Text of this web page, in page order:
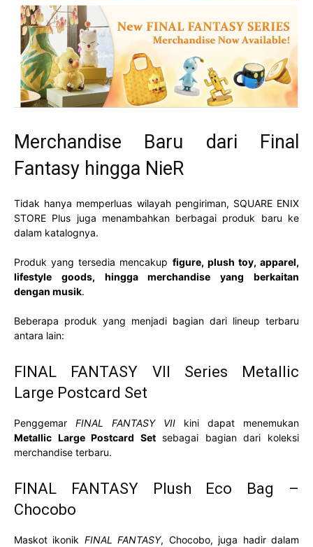
Merchandise Baru dari Final
Fantasy hingga NieR
Tidak hanya memperluas wilayah pengiriman, SQUARE ENIX
STORE Plus juga menambahkan berbagai produk baru ke
dalam katalognya.
Produk yang tersedia mencakup figure, plush toy, apparel,
lifestyle goods, hingga merchandise yang berkaitan
dengan musik.
Beberapa produk yang menjadi bagian dari lineup terbaru
antara lain:
FINAL FANTASY VII Series Metallic
Large Postcard Set
Penggemar FINAL FANTASY VII kini dapat menemukan
Metallic Large Postcard Setsebagai bagian dari koleksi
merchandise terbaru.
FINAL FANTASY Plush Eco Bag –
Chocobo
Maskot ikonik FINAL FANTASY, Chocobo, juga hadir dalam